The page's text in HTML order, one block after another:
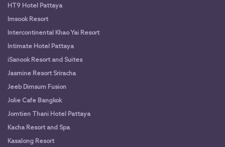
HT9 Hotel Pattaya
Imsook Resort
Intercontinental Khao Yai Resort
Intimate Hotel Pattaya
iSanook Resort and Suites
Jasmine Resort Sriracha
Jeeb Dimsum Fusion
Jolie Cafe Bangkok
Jomtien Thani Hotel Pattaya
Kacha Resort and Spa
Kasalong Resort